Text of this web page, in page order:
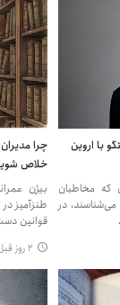
با اروین
که مخاطبان
می‌شناسند، در
چرا
خلاص
بیژن
طنزآمیز در
قوانین
۲ روز قبل